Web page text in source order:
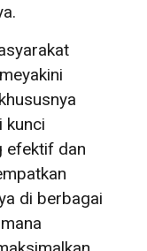
kunci
efektif dan
di berbagai